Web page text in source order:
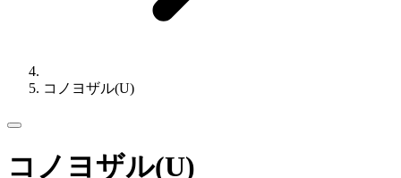
コノヨザル(U)
コノヨザル(U)